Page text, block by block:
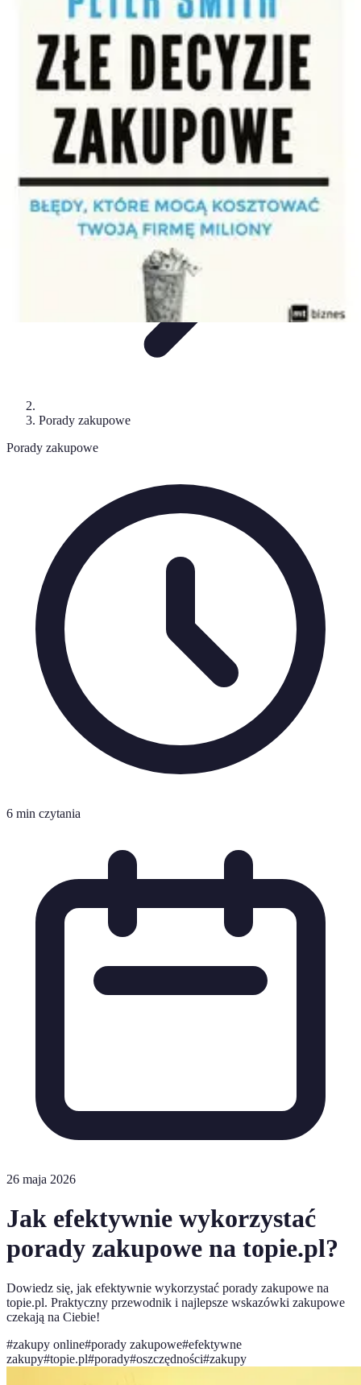
Zakupy Na Topie
nowości
Zakupy Na Topie
Porady zakupowe
Porady zakupowe
6 min czytania
26 maja 2026
Jak efektywnie wykorzystać
porady zakupowe na topie.pl?
Dowiedz się, jak efektywnie wykorzystać porady zakupowe na
topie.pl. Praktyczny przewodnik i najlepsze wskazówki zakupowe
czekają na Ciebie!
#zakupy online#porady zakupowe#efektywne
zakupy#topie.pl#porady#oszczędności#zakupy